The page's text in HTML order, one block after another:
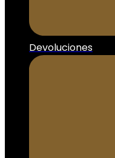
Devoluciones